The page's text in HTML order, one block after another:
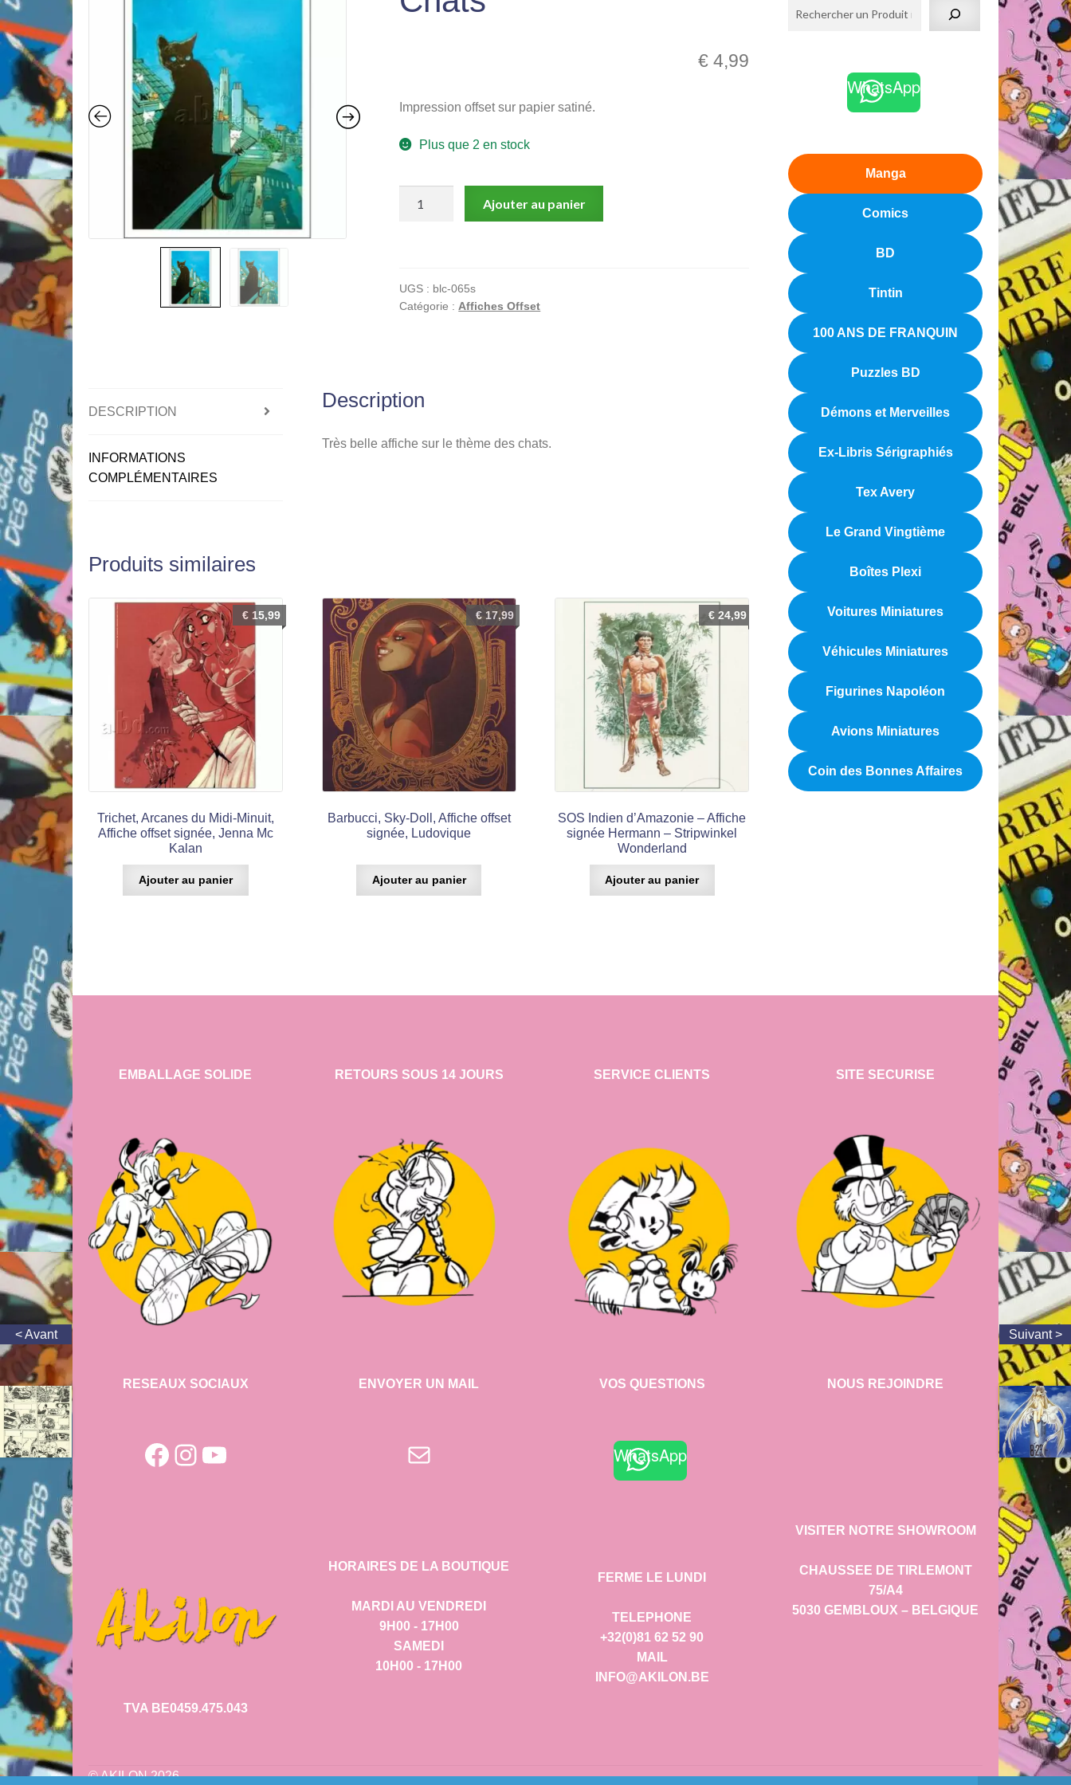
€ 4,99
Impression offset sur papier satiné.
Plus que 2 en stock
Ajouter au panier
UGS : blc-065s
Catégorie : Affiches Offset
DESCRIPTION
INFORMATIONS
COMPLÉMENTAIRES
Description
Très belle affiche sur le thème des chats.
Produits similaires
Trichet, Arcanes du Midi-Minuit,
Affiche offset signée, Jenna Mc
Kalan
€15,99
Ajouter au panier
Barbucci, Sky-Doll, Affiche offset
signée, Ludovique
€17,99
Ajouter au panier
SOS Indien d’Amazonie – Affiche
signée Hermann – Stripwinkel
Wonderland
€ 24,99
Ajouter au panier
WhatsApp
Manga
Comics
BD
Tintin
100 ANS DE FRANQUIN
Puzzles BD
Démons et Merveilles
Ex-Libris Sérigraphiés
Tex Avery
Le Grand Vingtième
Boîtes Plexi
Voitures Miniatures
Véhicules Miniatures
Figurines Napoléon
Avions Miniatures
Coin des Bonnes Affaires
EMBALLAGE SOLIDE
RESEAUX SOCIAUX
Facebook
Instagram
YouTube
TVA BE0459.475.043
RETOURS SOUS 14 JOURS
ENVOYER UN MAIL
E-mail
HORAIRES DE LA BOUTIQUE
MARDI AU VENDREDI
9H00 - 17H00
SAMEDI
10H00 - 17H00
SERVICE CLIENTS
VOS QUESTIONS
WhatsApp
FERME LE LUNDI
TELEPHONE
+32(0)81 62 52 90
MAIL
INFO@AKILON.BE
SITE SECURISE
NOUS REJOINDRE
VISITER NOTRE SHOWROOM
CHAUSSEE DE TIRLEMONT
75/A4
5030 GEMBLOUX – BELGIQUE
© AKILON 2026